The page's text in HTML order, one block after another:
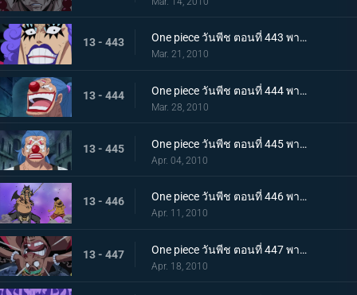
13 - 443 One piece วันพีช ตอนที่ 443 พากย์ไทย ทีมสุดแกร่งถือกำเนิด! สะเทือนลั่นทั้งอิมเพลดาวน์!
Mar. 21, 2010
13 - 444 One piece วันพีช ตอนที่ 444 พากย์ไทย ความวุ่นวายยิ่งโหมกระหน่ำ! ทีชหนวดดำเข้าจู่โจม!
Mar. 28, 2010
13 - 445 One piece วันพีช ตอนที่ 445 พากย์ไทย การเผชิญหน้าสุดอันตราย! หนวดดำและชิริวแห่งสายฝน!
Apr. 04, 2010
13 - 446 One piece วันพีช ตอนที่ 446 พากย์ไทย ยังไงก็จะไม่ยอมแพ้! ฮันนิบาลเอาจริงแล้ว
Apr. 11, 2010
13 - 447 One piece วันพีช ตอนที่ 447 พากย์ไทย หมัดปืนเจ็ตแห่งความโกรธ! ลูฟี่ ปะทะ หนวดดำ!
Apr. 18, 2010